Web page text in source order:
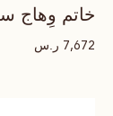
خاتم وِهاج
7,672 ر.س